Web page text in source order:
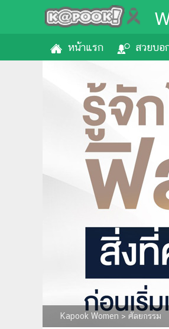
หน้าแรก สวยบอ
Kapook Women > ศัลยกรรม